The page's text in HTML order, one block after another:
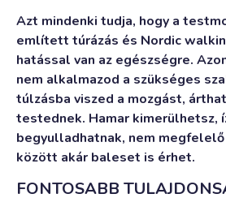
Azt mindenki tudja, hogy a
említett túrázás és Nordic
hatással van az egészségre.
nem alkalmazod a szükséges
túlzásba viszed a mozgást,
testednek. Hamar kimerülhetsz,
begyulladhatnak, nem
között akár baleset is érhet.
FONTOSABB